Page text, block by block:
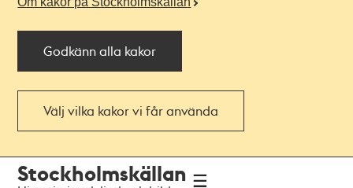
Godkänn alla kakor
Välj vilka kakor vi får använda
navigationen
huvudinnehållet
Stockholmskällan